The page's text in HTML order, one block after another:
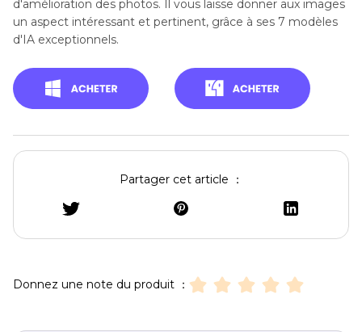
d'amélioration des photos. Il vous laisse donner aux images
un aspect intéressant et pertinent, grâce à ses 7 modèles
d'IA exceptionnels.
Partager cet article ：
Donnez une note du produit ：